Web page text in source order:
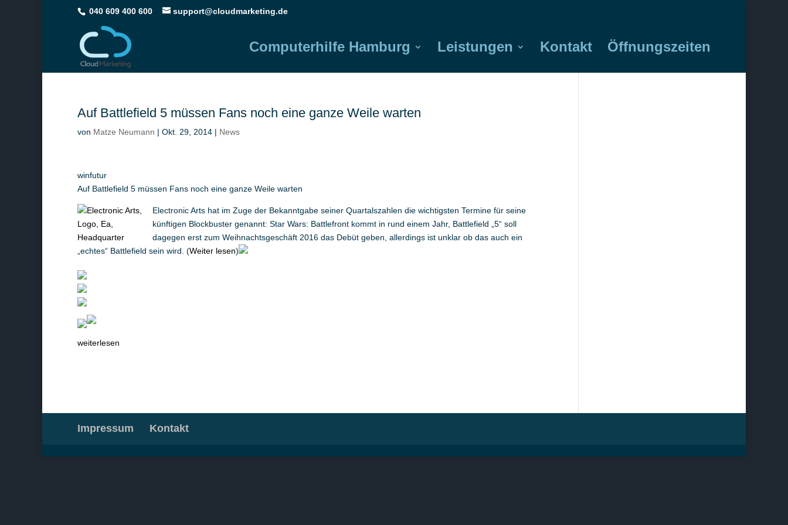
040 609 400 600 support@cloudmarketing.de
Computerhilfe Hamburg Leistungen Kontakt Öffnungszeiten
Auf Battlefield 5 müssen Fans noch eine ganze Weile warten
von Matze Neumann | Okt. 29, 2014 | News
winfutur
Auf Battlefield 5 müssen Fans noch eine ganze Weile warten
Electronic Arts hat im Zuge der Bekanntgabe seiner Quartalszahlen die wichtigsten Termine für seine
künftigen Blockbuster genannt: Star Wars: Battlefront kommt in rund einem Jahr, Battlefield „5“ soll
dagegen erst zum Weihnachtsgeschäft 2016 das Debüt geben, allerdings ist unklar ob das auch ein
„echtes“ Battlefield sein wird. (Weiter lesen)
weiterlesen
Impressum Kontakt